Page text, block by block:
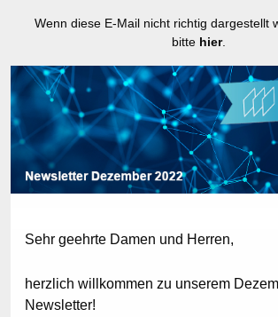
Wenn diese E-Mail nicht richtig dargestellt
bitte hier.
Sehr geehrte Damen und Herren,
herzlich willkommen zu unserem
Newsletter!